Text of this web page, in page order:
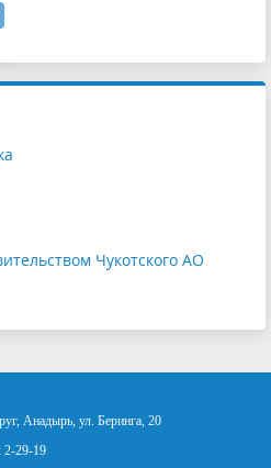
Чукотского АО
Анадырь, ул. Беринга, 20
29-19